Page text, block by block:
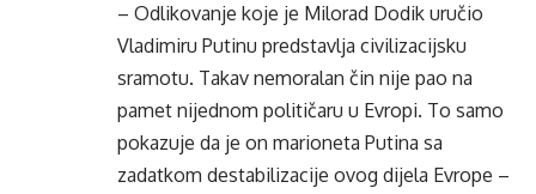
– Odlikovanje koje je Milorad Dodik uručio
Vladimiru Putinu predstavlja civilizacijsku
sramotu. Takav nemoralan čin nije pao na
pamet nijednom političaru u Evropi. To samo
pokazuje da je on marioneta Putina sa
zadatkom destabilizacije ovog dijela Evrope –